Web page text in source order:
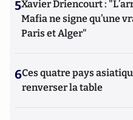
5Xavier Driencourt :
Mafia ne signe qu’une
Paris et Alger"
6Ces quatre pays
renverser la table